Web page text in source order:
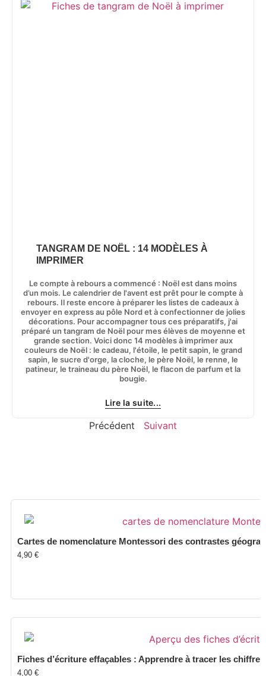
TANGRAM DE NOËL : 14 MODÈLES À
IMPRIMER
Le compte à rebours a commencé : Noël est dans moins
d’un mois. Le calendrier de l'avent est prêt pour le compte à
rebours. Il reste encore à préparer les listes de cadeaux à
envoyer en express au pôle Nord et à confectionner de jolies
décorations. Pour accompagner tous ces préparatifs, j'ai
préparé un tangram de Noël pour mes élèves de moyenne et
grande section. Voici donc 14 modèles à imprimer aux
couleurs de Noël : le cadeau, l'étoile, le petit sapin, le grand
sapin, le sucre d'orge, la cloche, le père Noël, le renne, le
patineur, le traineau du père Noël, le flacon de parfum et la
bougie.
Lire la suite...
Précédent Suivant
Cartes de nomenclature Montessori des contrastes
4,90 €
Fiches d’écriture effaçables : Apprendre à tracer les chiffres
4,00 €